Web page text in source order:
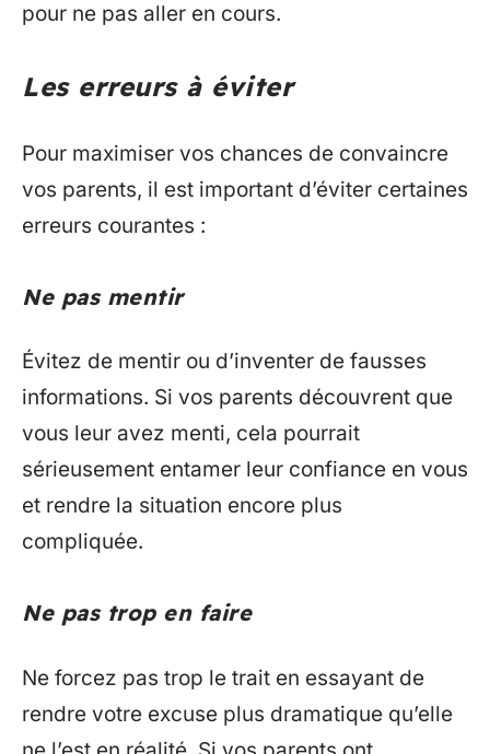
pour ne pas aller en cours.
Les erreurs à éviter
Pour maximiser vos chances de convaincre
vos parents, il est important d’éviter certaines
erreurs courantes :
Ne pas mentir
Évitez de mentir ou d’inventer de fausses
informations. Si vos parents découvrent que
vous leur avez menti, cela pourrait
sérieusement entamer leur confiance en vous
et rendre la situation encore plus
compliquée.
Ne pas trop en faire
Ne forcez pas trop le trait en essayant de
rendre votre excuse plus dramatique qu’elle